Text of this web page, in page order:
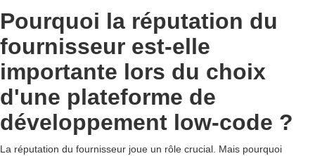
Pourquoi la réputation du
fournisseur est-elle
importante lors du choix
d'une plateforme de
développement low-code ?
La réputation du fournisseur joue un rôle crucial. Mais pourquoi